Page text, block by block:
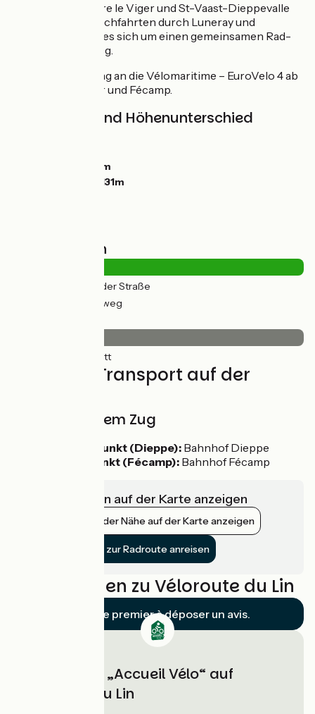
Zwischen St-Pierre le Viger und St-Vaast-Dieppevalle
sowie bei den Durchfahrten durch Luneray und
Colleville handelt es sich um einen gemeinsamen Rad-
und Fußgängerweg.
Direkte Anbindung an die Vélomaritime – EuroVelo 4 ab
Pourville-sur-Mer und Fécamp.
Steigungen und Höhenunterschied
4m
131m
Straßentypen
(25%) Auf der Straße
(75%) Radweg
(100%) Glatt
Züge und Transport auf der
Anfahrt mit dem Zug
Zum Startpunkt (Dieppe): Bahnhof Dieppe
Vom Zielpunkt (Fécamp): Bahnhof Fécamp
Infrastrukturen auf der Karte anzeigen
Bahnhöfe in der Nähe auf der Karte anzeigen
Mit dem Zug zur Radroute anreisen
Bewertungen zu Véloroute du Lin
Soyez le premier à déposer un avis.
Unterkünfte „Accueil Vélo“ auf
Véloroute du Lin